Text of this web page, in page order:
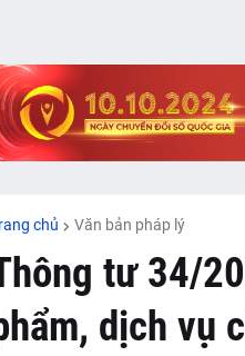
chủ Văn bản pháp lý
tư 34/
dịch vụ